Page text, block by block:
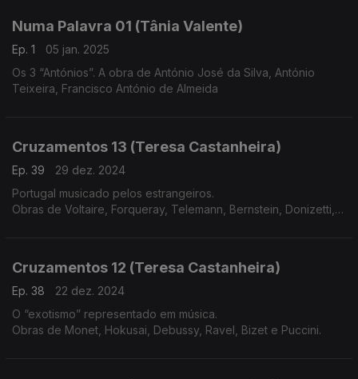
Numa Palavra 01 (Tânia Valente)
Ep. 1
05 jan. 2025
Os 3 “Antónios”. A obra de António José da Silva, António
Teixeira, Francisco António de Almeida
Cruzamentos 13 (Teresa Castanheira)
Ep. 39
29 dez. 2024
Portugal musicado pelos estrangeiros.
Obras de Voltaire, Forqueray, Telemann, Bernstein, Donizetti,
Cruzamentos 12 (Teresa Castanheira)
Ep. 38
22 dez. 2024
O “exotismo” representado em música.
Obras de Monet, Hokusai, Debussy, Ravel, Bizet e Puccini.